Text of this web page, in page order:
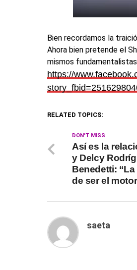
Bien recordamos la
Ahora bien pretende el
mismos fundamentalistas
https://
RELATED TOPICS:
DON'T MISS
Así es la
y Delcy
Benedetti:
de ser el
saeta